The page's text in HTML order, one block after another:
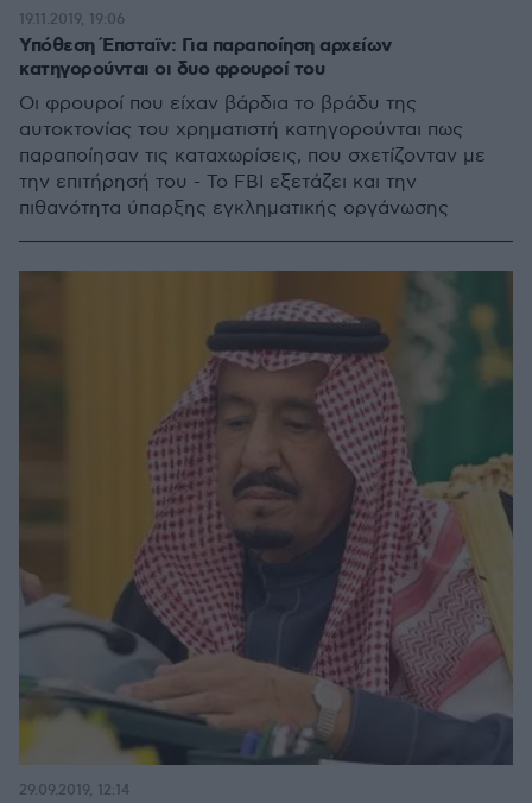
Υπόθεση Έπσταϊν: Για παραποίηση αρχείων
κατηγορούνται οι δυο φρουροί του
Οι φρουροί που είχαν βάρδια το βράδυ της
αυτοκτονίας του χρηματιστή κατηγορούνται πως
παραποίησαν τις καταχωρίσεις, που σχετίζονταν με
την επιτήρησή του - Το FBI εξετάζει και την
πιθανότητα ύπαρξης εγκληματικής οργάνωσης
19.11.2019, 19:06
29.09.2019, 12:14